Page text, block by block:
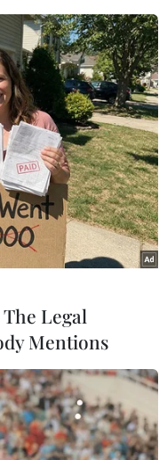
Nội
Mỹ Đình
tức
tức thời sự
#Plus
Legal
Mentions